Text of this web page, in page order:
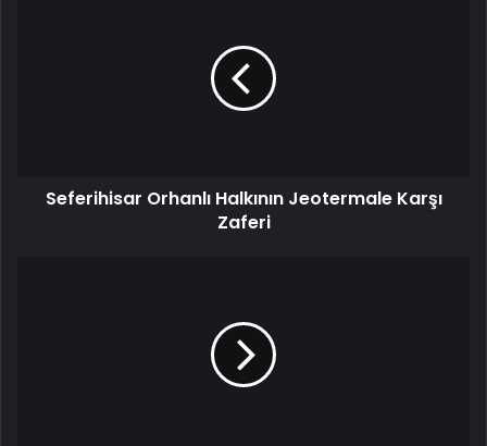
Seferihisar Orhanlı Halkının Jeotermale Karşı
Zaferi